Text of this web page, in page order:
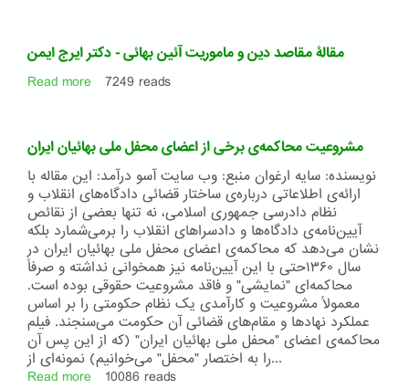
آیین
بهائی
مقالۀ مقاصد دین و ماموریت آئین بهائی - دکتر ایرج ایمن
Read more about
دین
و
ماموریت
آئین
بهائی
-
دکتر
ایرج
ایمن
7249 reads
مشروعیت محاکمه‌ی برخی از اعضای محفل ملی بهائیان ایران
نویسنده: سایه ارغوان منبع: وب سایت آسو درآمد: این مقاله با
ارائه‌ی اطلاعاتی درباره‌ی ساختار قضائی دادگاه‌های انقلاب و
نظام دادرسی جمهوری اسلامی، نه تنها بعضی از نقائص
آیین‌نامه‌ی دادگاه‌ها و دادسراهای انقلاب را برمی‌شمارد بلکه
نشان می‌دهد که محاکمه‌ی اعضای محفل ملی بهائیان ایران در
سال ۱۳۶۰حتی با این آیین‌نامه نیز همخوانی نداشته و صرفاً
محاکمه‌ای "نمایشی" و فاقد مشروعیت حقوقی بوده است.
معمولاً مشروعیت و کارآمدی یک نظام حکومتی را بر اساس
عملکرد نهادها و مقام‌های قضائی آن حکومت می‌سنجند. فیلم
محاکمه‌ی اعضای "محفل ملی بهائیان ایران" (که از این پس آن
را به اختصار "محفل" می‌خوانیم) نمونه‌ای از...
Read more about
10086 reads